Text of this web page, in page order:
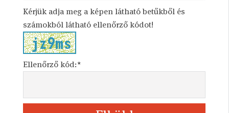
Kérjük adja meg a képen látható betűkből és
számokból látható ellenőrző kódot!
Ellenőrző kód:*